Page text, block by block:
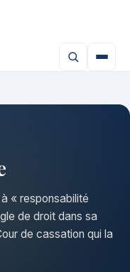
« responsabilité
de droit dans sa
de cassation qui la